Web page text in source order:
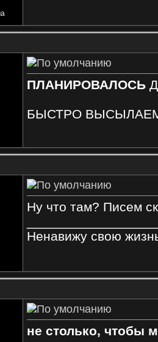
ПЛАНИРОВАЛОСЬ
БЫСТРО
Ну что там? Писем
Ненавижу свою
не столько, чтобы